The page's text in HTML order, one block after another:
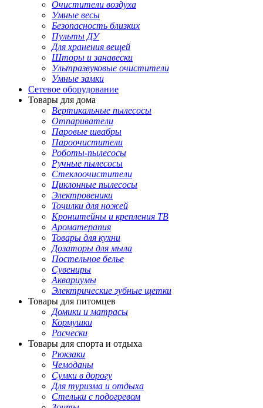
Очистители воздуха
Умные весы
Безопасность близких
Пульты ДУ
Для хранения вещей
Шторы и занавески
Ультразвуковые очистители
Умные замки
Сетевое оборудование
Товары для дома
Вертикальные пылесосы
Отпариватели
Паровые швабры
Пароочистители
Роботы-пылесосы
Ручные пылесосы
Стеклоочистители
Циклонные пылесосы
Электровеники
Точилки для ножей
Кронштейны и крепления ТВ
Ароматерапия
Товары для кухни
Дозаторы для мыла
Постельное белье
Сувениры
Аквариумы
Электрические зубные щетки
Товары для питомцев
Домики и матрасы
Кормушки
Расчески
Товары для спорта и отдыха
Рюкзаки
Чемоданы
Сумки в дорогу
Для туризма и отдыха
Стельки с подогревом